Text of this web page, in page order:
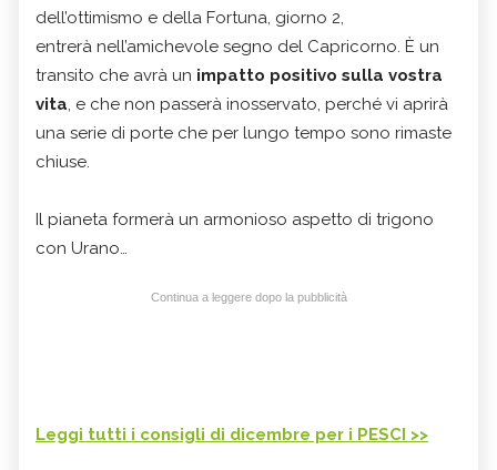
dell’ottimismo e della Fortuna, giorno 2,
entrerà nell’amichevole segno del Capricorno. È un
transito che avrà un impatto positivo sulla vostra
vita, e che non passerà inosservato, perché vi aprirà
una serie di porte che per lungo tempo sono rimaste
chiuse.
Il pianeta formerà un armonioso aspetto di trigono
con Urano…
Continua a leggere dopo la pubblicità
Leggi tutti i consigli di dicembre per i PESCI >>